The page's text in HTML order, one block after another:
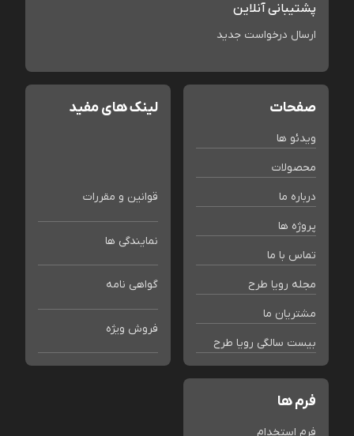
پشتیبانی آنلاین
ارسال درخواست جدید
صفحات
ویدئو ها
محصولات
درباره ما
پروژه ها
تماس با ما
مجله رویا طرح
مشتریان ما
بیست سالگی رویا طرح
لینک های مفید
قوانین و مقررات
نمایندگی ها
گواهی نامه
فروش ویژه
فرم ها
فرم استخدام